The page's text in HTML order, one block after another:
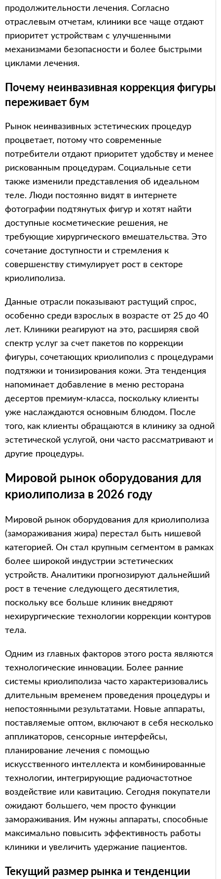
продолжительности лечения. Согласно
отраслевым отчетам, клиники все чаще отдают
приоритет устройствам с улучшенными
механизмами безопасности и более быстрыми
циклами лечения.
Почему неинвазивная коррекция фигуры
переживает бум
Рынок неинвазивных эстетических процедур
процветает, потому что современные
потребители отдают приоритет удобству и менее
рискованным процедурам. Социальные сети
также изменили представления об идеальном
теле. Люди постоянно видят в интернете
фотографии подтянутых фигур и хотят найти
доступные косметические решения, не
требующие хирургического вмешательства. Это
сочетание доступности и стремления к
совершенству стимулирует рост в секторе
криолиполиза.
Данные отрасли показывают растущий спрос,
особенно среди взрослых в возрасте от 25 до 40
лет. Клиники реагируют на это, расширяя свой
спектр услуг за счет пакетов по коррекции
фигуры, сочетающих криолиполиз с процедурами
подтяжки и тонизирования кожи. Эта тенденция
напоминает добавление в меню ресторана
десертов премиум-класса, поскольку клиенты
уже наслаждаются основным блюдом. После
того, как клиенты обращаются в клинику за одной
эстетической услугой, они часто рассматривают и
другие процедуры.
Мировой рынок оборудования для
криолиполиза в 2026 году
Мировой рынок оборудования для криолиполиза
(замораживания жира) перестал быть нишевой
категорией. Он стал крупным сегментом в рамках
более широкой индустрии эстетических
устройств. Аналитики прогнозируют дальнейший
рост в течение следующего десятилетия,
поскольку все больше клиник внедряют
нехирургические технологии коррекции контуров
тела.
Одним из главных факторов этого роста являются
технологические инновации. Более ранние
системы криолиполиза часто характеризовались
длительным временем проведения процедуры и
непостоянными результатами. Новые аппараты,
поставляемые оптом, включают в себя несколько
аппликаторов, сенсорные интерфейсы,
планирование лечения с помощью
искусственного интеллекта и комбинированные
технологии, интегрирующие радиочастотное
воздействие или кавитацию. Сегодня покупатели
ожидают большего, чем просто функции
замораживания. Им нужны аппараты, способные
максимально повысить эффективность работы
клиники и увеличить удержание пациентов.
Текущий размер рынка и тенденции